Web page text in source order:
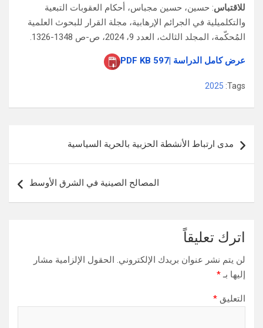
للاقتباس: حسين، حسين مجباس، أحكام العقوبات التبعية
والتكلميلية في الجرائم الإرهابية، مجلة القرار للبحوث العلمية
المُحكّمة، المجلد الثالث، العدد 9، 2024، ص-ص 1348-1326.
عرض كامل الدراسة |597 PDF KB
Tags:
2025
المقالات
مدى ارتباط الأنشطة الحزبية بالحرية السياسية
المصالح الصينية في الشرق الأوسط
اترك تعليقاً
لن يتم نشر عنوان بريدك الإلكتروني. الحقول الإلزامية مشار
إليها بـ*
التعليق *